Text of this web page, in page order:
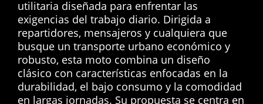
utilitaria diseñada para enfrentar las
exigencias del trabajo diario. Dirigida a
repartidores, mensajeros y cualquiera que
busque un transporte urbano económico y
robusto, esta moto combina un diseño
clásico con características enfocadas en la
durabilidad, el bajo consumo y la comodidad
en largas jornadas. Su propuesta se centra en